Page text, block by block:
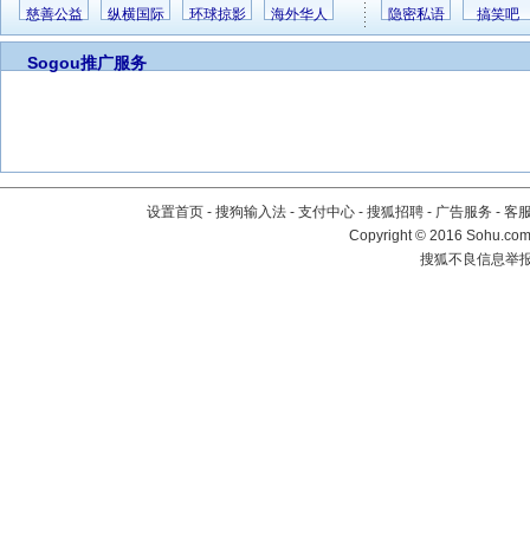
慈善公益 纵横国际 环球掠影 海外华人 隐密私语 搞笑吧
Sogou推广服务
设置首页 - 搜狗输入法 - 支付中心 - 搜狐招聘 - 广告服务 - 客
Copyright©2016
搜狐不良信息举